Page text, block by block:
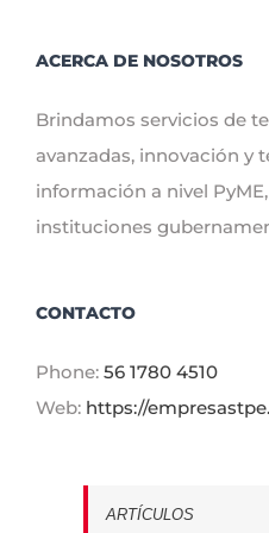
ACERCA DE NOSOTROS
Brindamos servicios de
avanzadas, innovación y
información a nivel
instituciones
CONTACTO
Phone: 56 1780 4510
Web: https://
ARTÍCULOS